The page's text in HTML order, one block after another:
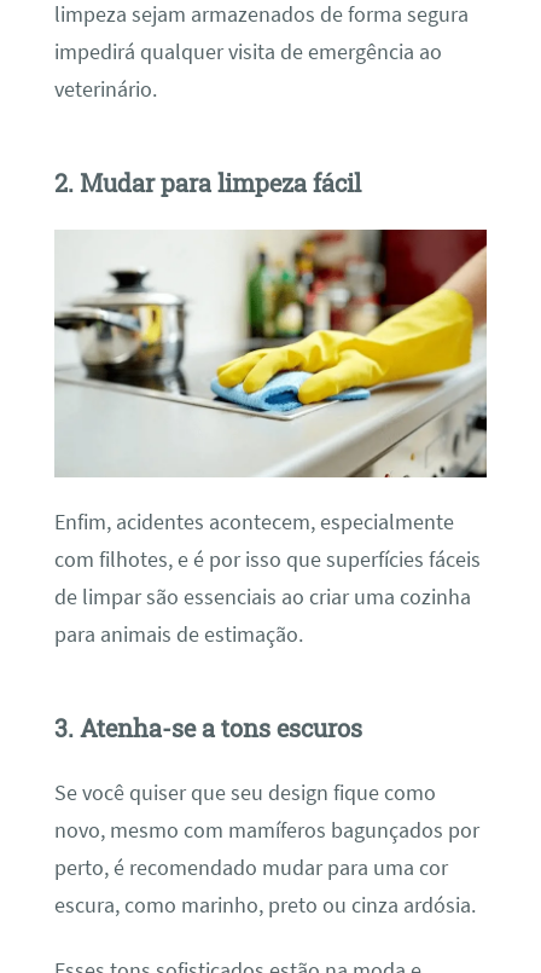
limpeza sejam armazenados de forma segura
impedirá qualquer visita de emergência ao
veterinário.
2. Mudar para limpeza fácil
Enfim, acidentes acontecem, especialmente
com filhotes, e é por isso que superfícies fáceis
de limpar são essenciais ao criar uma cozinha
para animais de estimação.
3. Atenha-se a tons escuros
Se você quiser que seu design fique como
novo, mesmo com mamíferos bagunçados por
perto, é recomendado mudar para uma cor
escura, como marinho, preto ou cinza ardósia.